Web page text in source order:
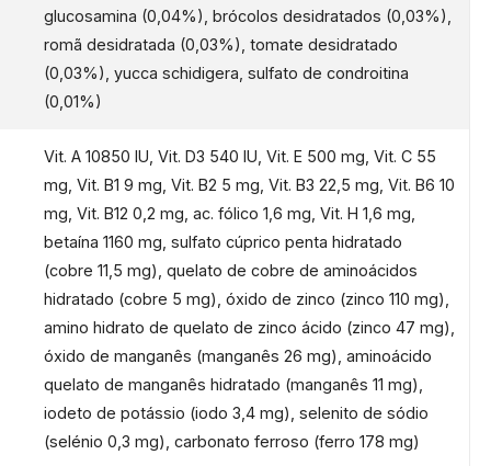
trigo ou soja adicionada. Formulado com apenas um
de alta qualidade
da alga Euglena gracilis ajudam a aumentar o
promovendo o bem-estar do organismo
MEDITERRÂNEO
azeite, tomate, romã, brócolos e chicória ricos em
que neutralizam os radicais livres e ajudam a
dos danos oxidativos
ARTICULAÇÕES
e o sulfato de condroitina ajudam a promover o
glucosamina (0,04%), brócolos desidratados (0,03%),
romã desidratada (0,03%), tomate desidratado
(0,03%), yucca schidigera, sulfato de condroitina
(0,01%)
Vit. A 10850 IU, Vit. D3 540 IU, Vit. E 500 mg, Vit. C 55
mg, Vit. B1 9 mg, Vit. B2 5 mg, Vit. B3 22,5 mg, Vit. B6 10
mg, Vit. B12 0,2 mg, ac. fólico 1,6 mg, Vit. H 1,6 mg,
betaína 1160 mg, sulfato cúprico penta hidratado
(cobre 11,5 mg), quelato de cobre de aminoácidos
hidratado (cobre 5 mg), óxido de zinco (zinco 110 mg),
amino hidrato de quelato de zinco ácido (zinco 47 mg),
óxido de manganês (manganês 26 mg), aminoácido
quelato de manganês hidratado (manganês 11 mg),
iodeto de potássio (iodo 3,4 mg), selenito de sódio
(selénio 0,3 mg), carbonato ferroso (ferro 178 mg)